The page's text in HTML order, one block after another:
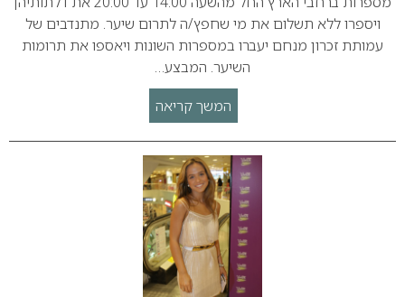
ויספרו ללא תשלום את מי שחפץ/ה לתרום שיער. מתנדבים של
עמותת זכרון מנחם יעברו במספרות השונות ויאספו את תרומות
השיער. המבצע…
המשך קריאה